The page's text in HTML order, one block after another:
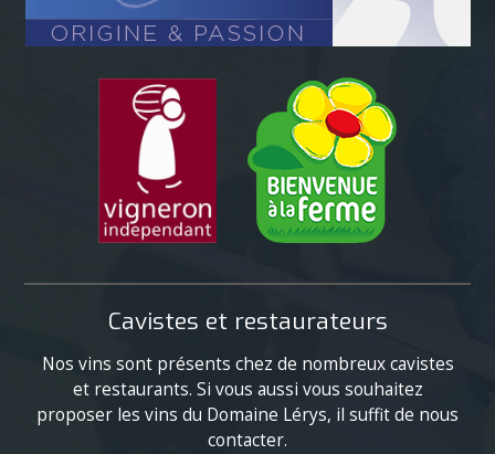
Cavistes et restaurateurs
Nos vins sont présents chez de nombreux cavistes
et restaurants. Si vous aussi vous souhaitez
proposer les vins du Domaine Lérys, il suffit de nous
contacter.